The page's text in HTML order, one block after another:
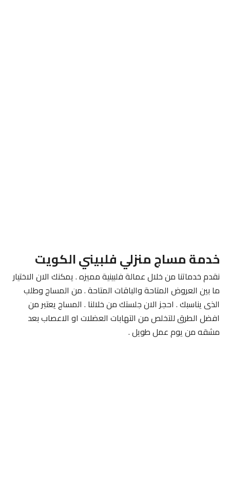
خدمة مساج منزلي فلبيني الكويت
نقدم خدماتنا من خلال عمالة فلبينية مميزه . يمكنك الان الاختيار
ما بين العروض المتاحة والباقات المتاحة . من المساج وطلب
الذى يناسبك . احجز الان جلستك من خلالنا . المساج يعتبر من
افضل الطرق للتخلص من التهابات العضلات او الاعصاب بعد
مشقه من يوم عمل طويل .